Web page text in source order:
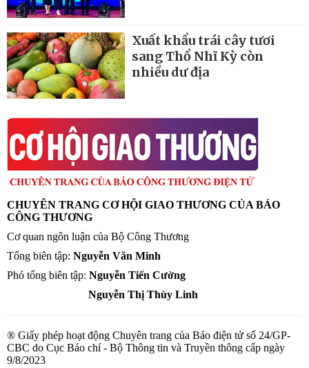
Xuất khẩu trái cây tươi
sang Thổ Nhĩ Kỳ còn
nhiều dư địa
CHUYÊN TRANG CƠ HỘI GIAO THƯƠNG CỦA BÁO
CÔNG THƯƠNG
Cơ quan ngôn luận của Bộ Công Thương
Tổng biên tập: Nguyễn Văn Minh
Phó tổng biên tập: Nguyễn Tiến Cường
Nguyễn Thị Thùy Linh
® Giấy phép hoạt động Chuyên trang của Báo điện tử số 24/GP-
CBC do Cục Báo chí - Bộ Thông tin và Truyền thông cấp ngày
9/8/2023